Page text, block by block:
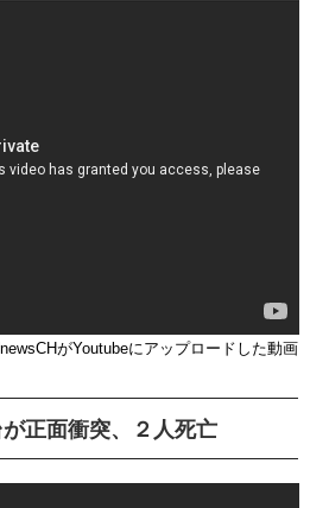
がYoutubeにアップロードした動画
正面衝突、２人死亡